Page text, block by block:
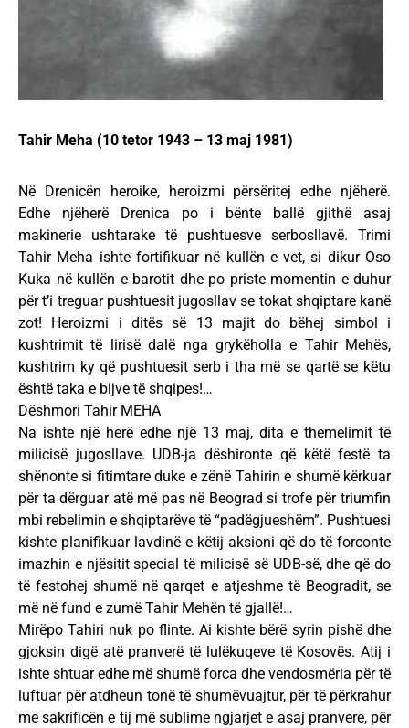
Tahir Meha (10 tetor 1943 – 13 maj 1981)
Në Drenicën heroike, heroizmi përsëritej edhe njëherë.
Edhe njëherë Drenica po i bënte ballë gjithë asaj
makinerie ushtarake të pushtuesve serbosllavë. Trimi
Tahir Meha ishte fortifikuar në kullën e vet, si dikur Oso
Kuka në kullën e barotit dhe po priste momentin e duhur
për t’i treguar pushtuesit jugosllav se tokat shqiptare kanë
zot! Heroizmi i ditës së 13 majit do bëhej simbol i
kushtrimit të lirisë dalë nga grykëholla e Tahir Mehës,
kushtrim ky që pushtuesit serb i tha më se qartë se këtu
është taka e bijve të shqipes!…
Dëshmori Tahir MEHA
Na ishte një herë edhe një 13 maj, dita e themelimit të
milicisë jugosllave. UDB-ja dëshironte që këtë festë ta
shënonte si fitimtare duke e zënë Tahirin e shumë kërkuar
për ta dërguar atë më pas në Beograd si trofe për triumfin
mbi rebelimin e shqiptarëve të “padëgjueshëm”. Pushtuesi
kishte planifikuar lavdinë e këtij aksioni që do të forconte
imazhin e njësitit special të milicisë së UDB-së, dhe që do
të festohej shumë në qarqet e atjeshme të Beogradit, se
më në fund e zumë Tahir Mehën të gjallë!…
Mirëpo Tahiri nuk po flinte. Ai kishte bërë syrin pishë dhe
gjoksin digë atë pranverë të lulëkuqeve të Kosovës. Atij i
ishte shtuar edhe më shumë forca dhe vendosmëria për të
luftuar për atdheun tonë të shumëvuajtur, për të përkrahur
me sakrificën e tij më sublime ngjarjet e asaj pranvere, për